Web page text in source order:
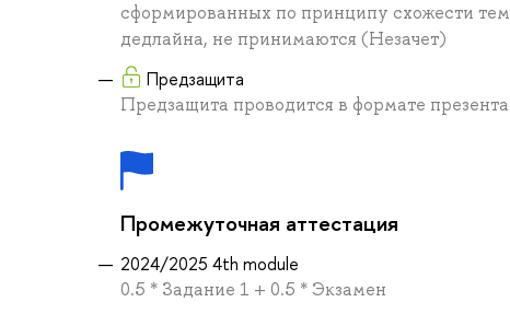
сформированных по принципу схожести
дедлайна, не принимаются (Незачет)
Предзащита
Предзащита проводится в формате
Промежуточная аттестация
2024/2025 4th module
0.5 * Задание 1 + 0.5 * Экзамен